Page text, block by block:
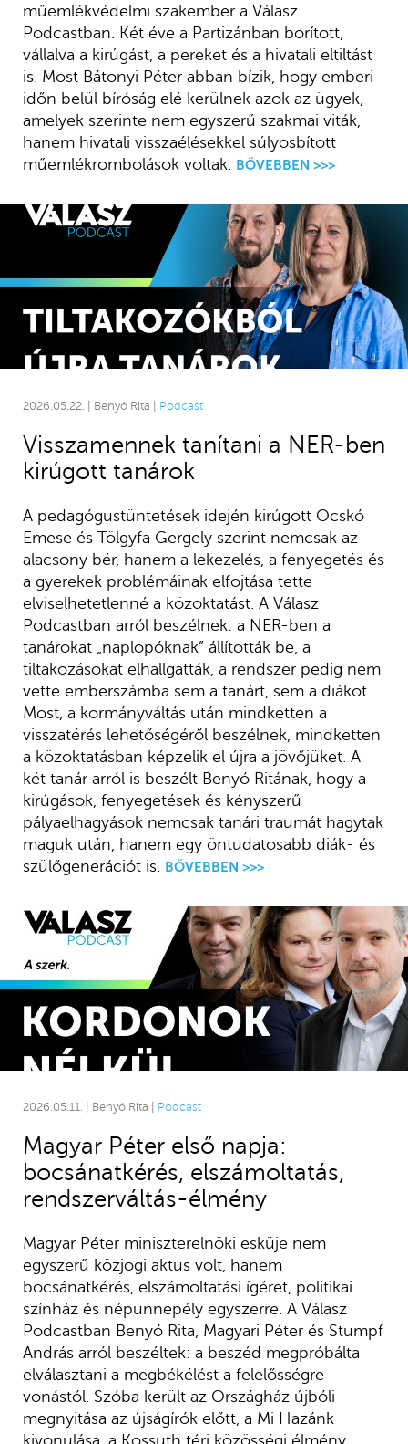
műemlékvédelmi szakember a Válasz
Podcastban. Két éve a Partizánban borított,
vállalva a kirúgást, a pereket és a hivatali eltiltást
is. Most Bátonyi Péter abban bízik, hogy emberi
időn belül bíróság elé kerülnek azok az ügyek,
amelyek szerinte nem egyszerű szakmai viták,
hanem hivatali visszaélésekkel súlyosbított
műemlékrombolások voltak.
BŐVEBBEN >>>
2026.05.22. | Benyó Rita | Podcast
Visszamennek tanítani a NER-ben
kirúgott tanárok
A pedagógustüntetések idején kirúgott Ocskó
Emese és Tölgyfa Gergely szerint nemcsak az
alacsony bér, hanem a lekezelés, a fenyegetés és
a gyerekek problémáinak elfojtása tette
elviselhetetlenné a közoktatást. A Válasz
Podcastban arról beszélnek: a NER-ben a
tanárokat „naplopóknak” állították be, a
tiltakozásokat elhallgatták, a rendszer pedig nem
vette emberszámba sem a tanárt, sem a diákot.
Most, a kormányváltás után mindketten a
visszatérés lehetőségéről beszélnek, mindketten
a közoktatásban képzelik el újra a jövőjüket. A
két tanár arról is beszélt Benyó Ritának, hogy a
kirúgások, fenyegetések és kényszerű
pályaelhagyások nemcsak tanári traumát hagytak
maguk után, hanem egy öntudatosabb diák- és
szülőgenerációt is.
BŐVEBBEN >>>
2026.05.11. | Benyó Rita | Podcast
Magyar Péter első napja:
bocsánatkérés, elszámoltatás,
rendszerváltás-élmény
Magyar Péter miniszterelnöki esküje nem
egyszerű közjogi aktus volt, hanem
bocsánatkérés, elszámoltatási ígéret, politikai
színház és népünnepély egyszerre. A Válasz
Podcastban Benyó Rita, Magyari Péter és Stumpf
András arról beszéltek: a beszéd megpróbálta
elválasztani a megbékélést a felelősségre
vonástól. Szóba került az Országház újbóli
megnyitása az újságírók előtt, a Mi Hazánk